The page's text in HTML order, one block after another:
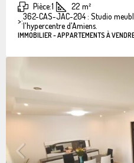
Pièce:1 22 m²
>:362-CAS-JAC-204 : Studio
l'hypercentre d'Amiens.
IMMOBILIER - APPARTEMENTS À